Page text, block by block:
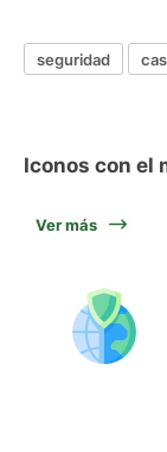
seguridad
Iconos con el
Ver más